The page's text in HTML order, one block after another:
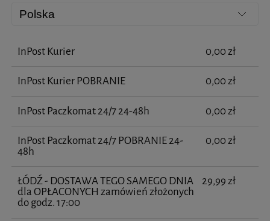
InPost Kurier 0,00 zł
InPost Kurier POBRANIE 0,00 zł
InPost Paczkomat 24/7 24-48h 0,00 zł
InPost Paczkomat 24/7 POBRANIE 24-
48h
0,00 zł
ŁÓDŹ - DOSTAWA TEGO SAMEGO DNIA
dla OPŁACONYCH zamówień złożonych
do godz. 17:00
29,99 zł